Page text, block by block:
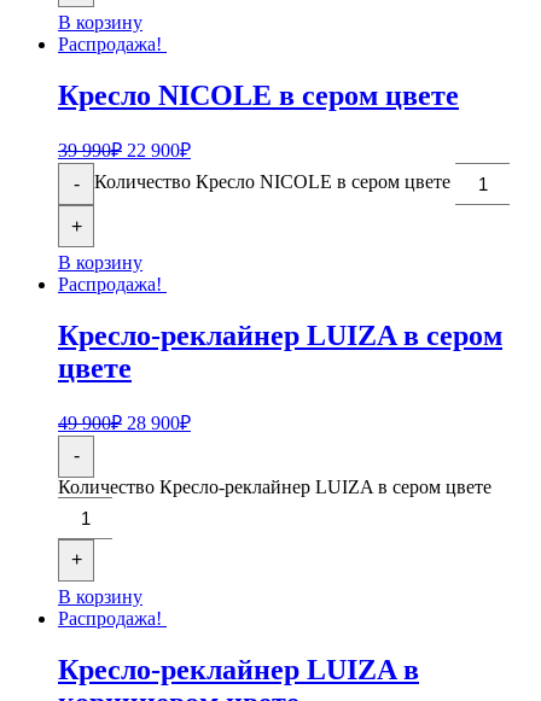
В корзину
Распродажа!
Кресло NICOLE в сером цвете
39 990₽ 22 900₽
-
Количество Кресло NICOLE в сером цвете
+
В корзину
Распродажа!
Кресло-реклайнер LUIZA в сером
цвете
49 900₽ 28 900₽
-
Количество Кресло-реклайнер LUIZA в сером цвете
+
В корзину
Распродажа!
Кресло-реклайнер LUIZA в